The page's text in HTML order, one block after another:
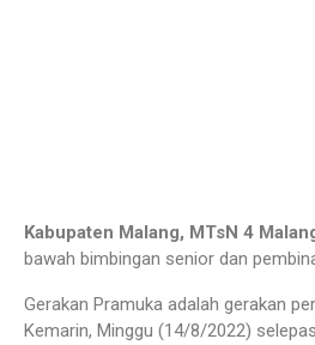
Kabupaten Malang, MTsN 4
bawah bimbingan senior dan
Gerakan Pramuka adalah gerakan
Kemarin, Minggu (14/8/2022)